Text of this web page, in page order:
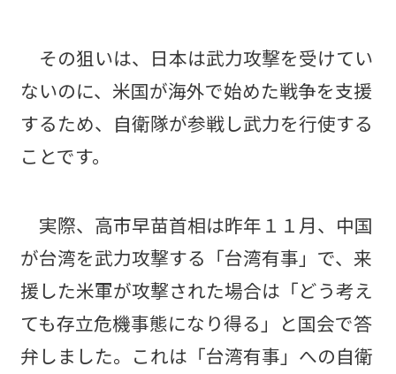
その狙いは、日本は武力攻撃を受けてい
ないのに、米国が海外で始めた戦争を支援
するため、自衛隊が参戦し武力を行使する
ことです。
実際、高市早苗首相は昨年１１月、中国
が台湾を武力攻撃する「台湾有事」で、来
援した米軍が攻撃された場合は「どう考え
ても存立危機事態になり得る」と国会で答
弁しました。これは「台湾有事」への自衛